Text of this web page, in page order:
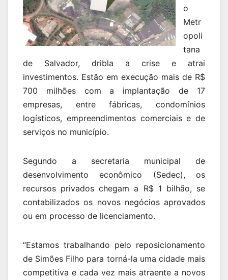
o
Metr
opoli
tana
de Salvador, dribla a crise e atrai
investimentos. Estão em execução mais de R$
700 milhões com a implantação de 17
empresas, entre fábricas, condomínios
logísticos, empreendimentos comerciais e de
serviços no município.
Segundo a secretaria municipal de
desenvolvimento econômico (Sedec), os
recursos privados chegam a R$ 1 bilhão, se
contabilizados os novos negócios aprovados
ou em processo de licenciamento.
“Estamos trabalhando pelo reposicionamento
de Simões Filho para torná-la uma cidade mais
competitiva e cada vez mais atraente a novos